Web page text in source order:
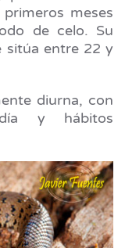
meses
de celo. Su
sitúa entre 22 y
diurna, con
y hábitos